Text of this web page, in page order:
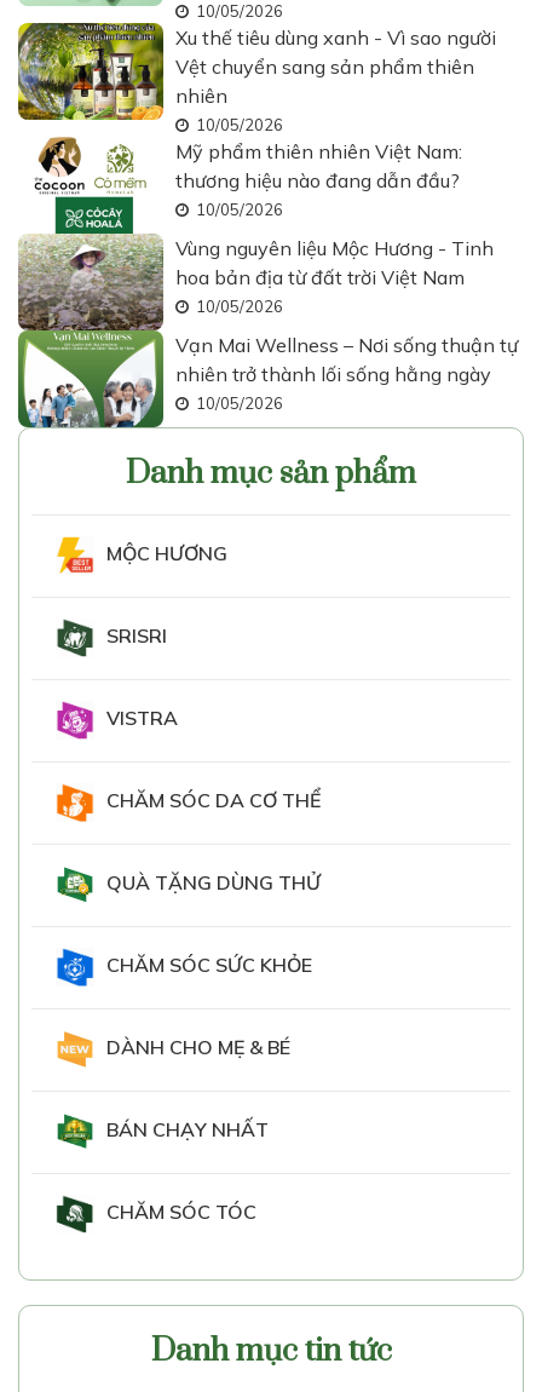
10/05/2026
Xu thế tiêu dùng xanh - Vì sao người
Vệt chuyển sang sản phẩm thiên
nhiên
10/05/2026
Mỹ phẩm thiên nhiên Việt Nam:
thương hiệu nào đang dẫn đầu?
10/05/2026
Vùng nguyên liệu Mộc Hương - Tinh
hoa bản địa từ đất trời Việt Nam
10/05/2026
Vạn Mai Wellness – Nơi sống thuận tự
nhiên trở thành lối sống hằng ngày
10/05/2026
Danh mục sản phẩm
MỘC HƯƠNG
SRISRI
VISTRA
CHĂM SÓC DA CƠ THỂ
QUÀ TẶNG DÙNG THỬ
CHĂM SÓC SỨC KHỎE
DÀNH CHO MẸ & BÉ
BÁN CHẠY NHẤT
CHĂM SÓC TÓC
Danh mục tin tức